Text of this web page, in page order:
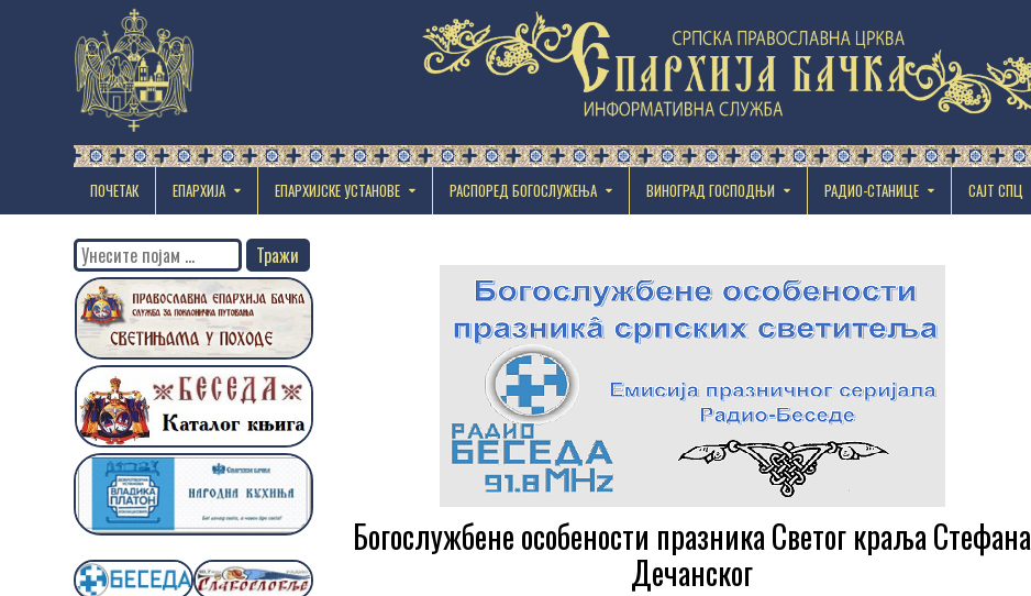
ПОЧЕТАК ЕПАРХИЈА EПАРХИЈСКЕ УСТАНОВЕ РАСПОРЕД БОГОСЛУЖЕЊА ВИНОГРАД ГОСПОДЊИ РАДИО-СТАНИЦЕ САЈТ СПЦ
Богослужбене особености празника Светог краља Стефана
Дечанског
Search
for: